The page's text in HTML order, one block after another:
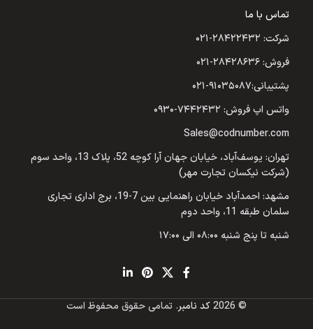
تماس با ما
شرکت: ۲۸۴۲۲۴۳۲-۰۲۱
فروش: ۲۸۴۲۸۶۳۶-۰۲۱
پشتیبانی:۹۱۰۳۵۰۸۷-۰۲۱
واتس اپ فروش: ۷۴۴۲۴۳۲-۰۹۳۰
Sales@codnumber.com
تهران: یوسف‌آباد، خیابان جهان آرا کوچه 52، پلاک 13، واحد سوم
(شرکت نیکسان تجارت مهر)
مشهد: احمدآباد خیابان راهنمایی بین 7-19، برج اداری تجاری
سلمان طبقه 11، واحد دوم
شنبه تا پنج شنبه ۰۸:۰۰ الی ۱۷:۰۰
© 2026 کد نامبر. تمامی حقوق محفوظ است